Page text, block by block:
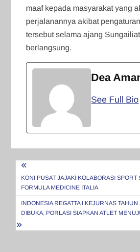
maaf kepada masyarakat yang
perjalanannya akibat
tersebut selama ajang
berlangsung.
Dea
See Full Bio
Navigasi
pos
KONI PUSAT JAJAKI KOLABORASI SPORT
FORMULA MEDICINE ITALIA
INDONESIA REGATTA I KEJURNAS
DIBUKA, PORLASI SIAPKAN ATLET